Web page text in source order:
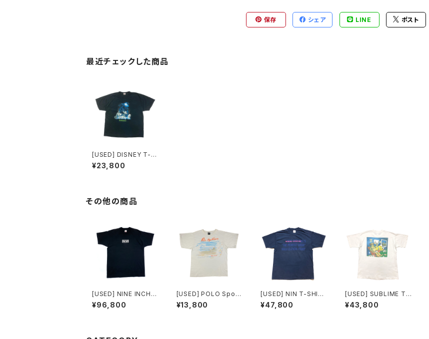
保存 シェア LINE ポスト
最近チェックした商品
[USED] DISNEY T-S
HIRT the Haunted M
ansion
¥23,800
その他の商品
[USED] NINE INCH N
AILS T-SHIRT
¥96,800
[USED] POLO Sport
sman T-SHIRT ralph
lauren
¥13,800
[USED] NIN T-SHIR
T THE PERFECT DR
UG
¥47,800
[USED] SUBLIME T-
SHIRT drunk clown
by ortiz
¥43,800